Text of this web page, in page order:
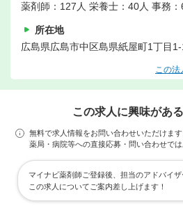
薬剤師：127人 栄養士：40人 事務
所在地
広島県広島市中区島県紙屋町1丁目
この法
この求人に興味があ
無料で求人情報をお問い合わせいただけます
薬局・病院等への直接応募・問い合わせで
マイナビ薬剤師ご登録後、担当のアドバイザ
この求人についてご案内差し上げます！